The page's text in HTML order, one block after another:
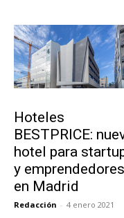
Hoteles
BESTPRICE:
hotel para
y emprendedores
en Madrid
Redacción - 4 enero 2021